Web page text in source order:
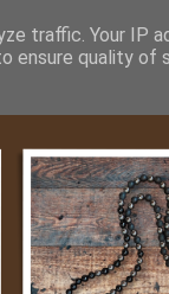
traffic. Your IP
ensure quality of